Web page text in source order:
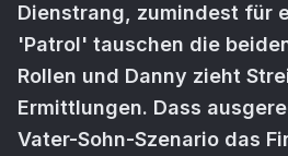
Dienstrang, zumindest für
'Patrol' tauschen die
Rollen und Danny zieht
Ermittlungen. Dass
Vater-Sohn-Szenario das